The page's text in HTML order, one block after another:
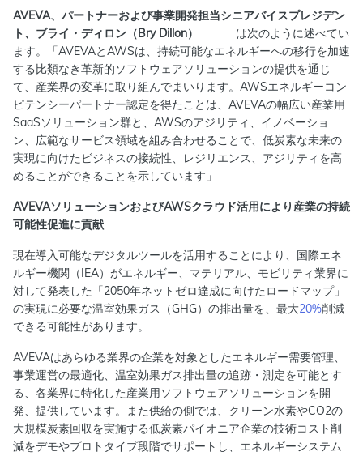
AVEVA、パートナーおよび事業開発担当シニアバイスプレジデン
ト、ブライ・ディロン（Bry Dillon） は次のように述べてい
ます。「AVEVAとAWSは、持続可能なエネルギーへの移行を加速
する比類なき革新的ソフトウェアソリューションの提供を通じ
て、産業界の変革に取り組んでまいります。AWSエネルギーコン
ピテンシーパートナー認定を得たことは、AVEVAの幅広い産業用
SaaSソリューション群と、AWSのアジリティ、イノベーショ
ン、広範なサービス領域を組み合わせることで、低炭素な未来の
実現に向けたビジネスの接続性、レジリエンス、アジリティを高
めることができることを示しています」
AVEVAソリューションおよびAWSクラウド活用により産業の持続
可能性促進に貢献
現在導入可能なデジタルツールを活用することにより、国際エネ
ルギー機関（IEA）がエネルギー、マテリアル、モビリティ業界に
対して発表した「2050年ネットゼロ達成に向けたロードマップ」
の実現に必要な温室効果ガス（GHG）の排出量を、最大20%削減
できる可能性があります。
AVEVAはあらゆる業界の企業を対象としたエネルギー需要管理、
事業運営の最適化、温室効果ガス排出量の追跡・測定を可能とす
る、各業界に特化した産業用ソフトウェアソリューションを開
発、提供しています。また供給の側では、クリーン水素やCO2の
大規模炭素回収を実施する低炭素パイオニア企業の技術コスト削
減をデモやプロトタイプ段階でサポートし、エネルギーシステム